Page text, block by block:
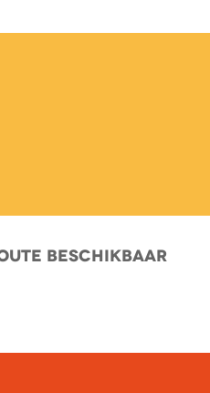
beschikbaar